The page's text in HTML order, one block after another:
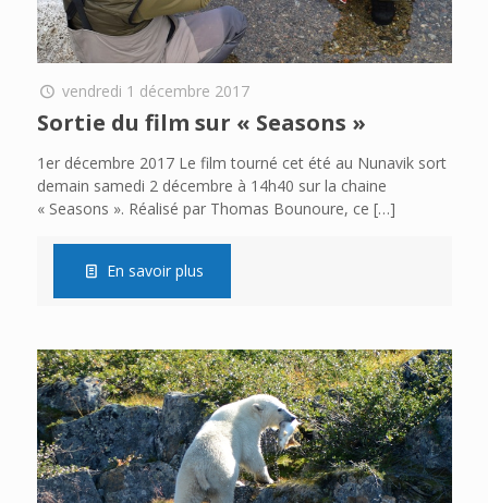
vendredi 1 décembre 2017
Sortie du film sur « Seasons »
1er décembre 2017 Le film tourné cet été au Nunavik sort
demain samedi 2 décembre à 14h40 sur la chaine
« Seasons ». Réalisé par Thomas Bounoure, ce […]
En savoir plus